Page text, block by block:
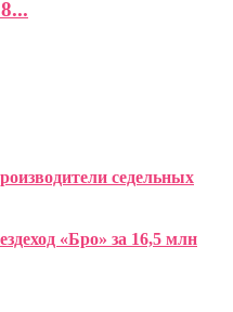
седельных
«Бро» за 16,5 млн